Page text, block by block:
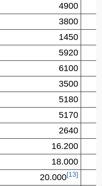
4900
3800
1450
5920
6100
3500
5180
5170
2640
16.200
18.000
20.000[13]